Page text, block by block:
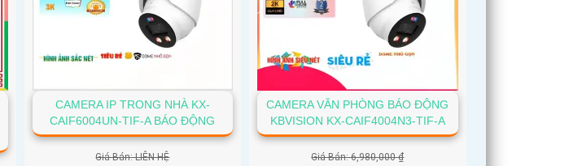
CAMERA IP TRONG NHÀ KX-
CAIF6004UN-TIF-A BÁO ĐỘNG
Giá Bán: LIÊN HỆ
CAMERA VĂN PHÒNG BÁO ĐỘNG
KBVISION KX-CAIF4004N3-TIF-A
Giá Bán: 6,980,000 ₫